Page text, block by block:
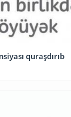
quraşdırıb